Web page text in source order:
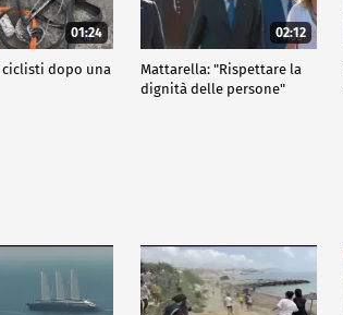
01:24
ciclisti dopo una
02:12
Mattarella: "Rispettare la
dignità delle persone"